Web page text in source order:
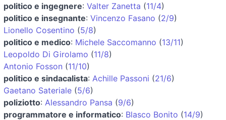
politico e ingegnere: Valter Zanetta (11/4)
politico e insegnante: Vincenzo Fasano (2/9)
Lionello Cosentino (5/8)
politico e medico: Michele Saccomanno (13/11)
Leopoldo Di Girolamo (11/8)
Antonio Fosson (11/10)
politico e sindacalista: Achille Passoni (21/6)
Gaetano Sateriale (5/6)
poliziotto: Alessandro Pansa (9/6)
programmatore e informatico: Blasco Bonito (14/9)